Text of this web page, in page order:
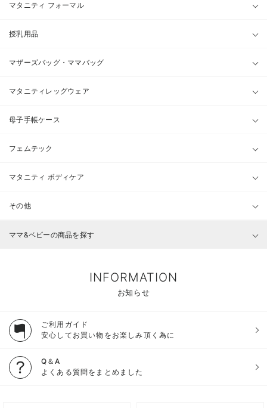
マタニティ フォーマル
授乳用品
マザーズバッグ・ママバッグ
マタニティレッグウェア
母子手帳ケース
フェムテック
マタニティ ボディケア
その他
ママ&ベビーの商品を探す
INFORMATION
お知らせ
ご利用ガイド
安心してお買い物をお楽しみ頂く為に
Q＆A
よくある質問をまとめました